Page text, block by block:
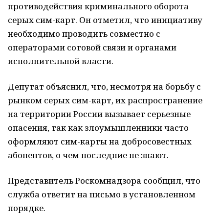
противодействия криминального оборота
серых сим-карт. Он отметил, что инициативу
необходимо проводить совместно с
операторами сотовой связи и органами
исполнительной власти.
Депутат объяснил, что, несмотря на борьбу с
рынком серых сим-карт, их распространение
на территории России вызывает серьезные
опасения, так как злоумышленники часто
оформляют сим-карты на добросовестных
абонентов, о чем последние не знают.
Представитель Роскомнадзора сообщил, что
служба ответит на письмо в установленном
порядке.